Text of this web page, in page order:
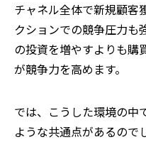
チャネル全体で新規顧客
クションでの競争圧力も
の投資を増やすよりも購
が競争力を高めます。
では、こうした環境の中
ような共通点があるので